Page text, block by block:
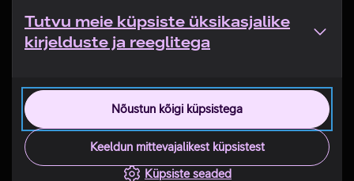
Tutvu meie küpsiste üksikasjalike
kirjelduste ja reeglitega
Nõustun kõigi küpsistega
Keeldun mittevajalikest küpsistest
Küpsiste seaded